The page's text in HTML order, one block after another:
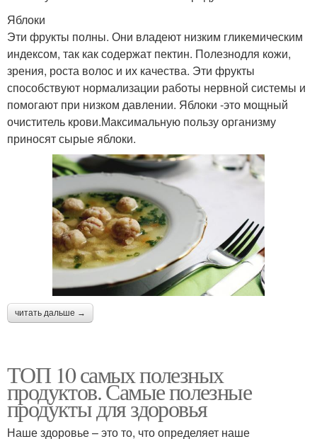
Яблоки
Эти фрукты полны. Они владеют низким гликемическим
индексом, так как содержат пектин. Полезнодля кожи,
зрения, роста волос и их качества. Эти фрукты
способствуют нормализации работы нервной системы и
помогают при низком давлении. Яблоки -это мощный
очиститель крови.Максимальную пользу организму
приносят сырые яблоки.
читать дальше →
ТОП 10 самых полезных
продуктов. Самые полезные
продукты для здоровья
Наше здоровье – это то, что определяет наше